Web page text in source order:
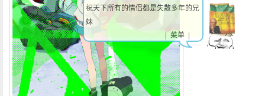
祝天下所有的情侣都是失散多年的兄
妹
| 菜单 |